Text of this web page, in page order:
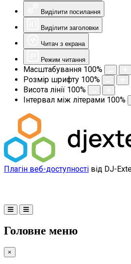
Виділити посилання
Виділити заголовки
Читач з екрана
Режим читання
Масштабування 100%
Розмір шрифту 100%
Висота лінії 100%
Інтервал між літерами 100%
Плагін веб-доступності від DJ-
Головне меню
×